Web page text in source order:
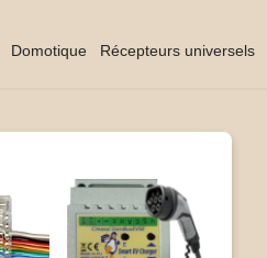
Domotique Récepteurs universels